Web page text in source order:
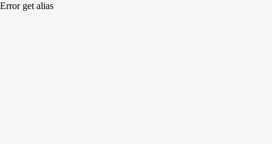
Error get alias